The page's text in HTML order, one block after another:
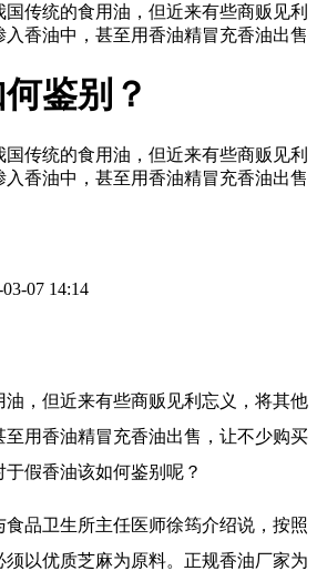
国传统的食用油，但近来有些商贩见利
香油中，甚至用香油精冒充香油出售
鉴别？
国传统的食用油，但近来有些商贩见利
香油中，甚至用香油精冒充香油出售
03-07 14:14
，但近来有些商贩见利忘义，将其他
用香油精冒充香油出售，让不少购买
假香油该如何鉴别呢？
品卫生所主任医师徐筠介绍说，按照
须以优质芝麻为原料。正规香油厂家为